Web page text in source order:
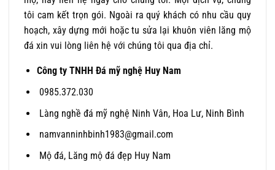
tôi cam kết trọn gói. Ngoài ra quý khách có nhu cầu quy
hoạch, xây dựng mới hoặc tu sửa lại khuôn viên lăng mộ
đá xin vui lòng liên hệ với chúng tôi qua địa chỉ.
Công ty TNHH Đá mỹ nghệ Huy Nam
0985.372.030
Làng nghề đá mỹ nghệ Ninh Vân, Hoa Lư, Ninh Bình
namvanninhbinh1983@gmail.com
Mộ đá, Lăng mộ đá đẹp Huy Nam